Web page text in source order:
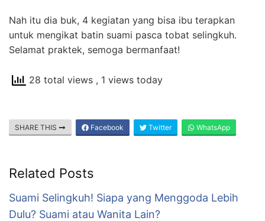
Nah itu dia buk, 4 kegiatan yang bisa ibu terapkan
untuk mengikat batin suami pasca tobat selingkuh.
Selamat praktek, semoga bermanfaat!
28 total views , 1 views today
SHARE THIS Facebook Twitter WhatsApp
Related Posts
Suami Selingkuh! Siapa yang Menggoda Lebih
Dulu? Suami atau Wanita Lain?